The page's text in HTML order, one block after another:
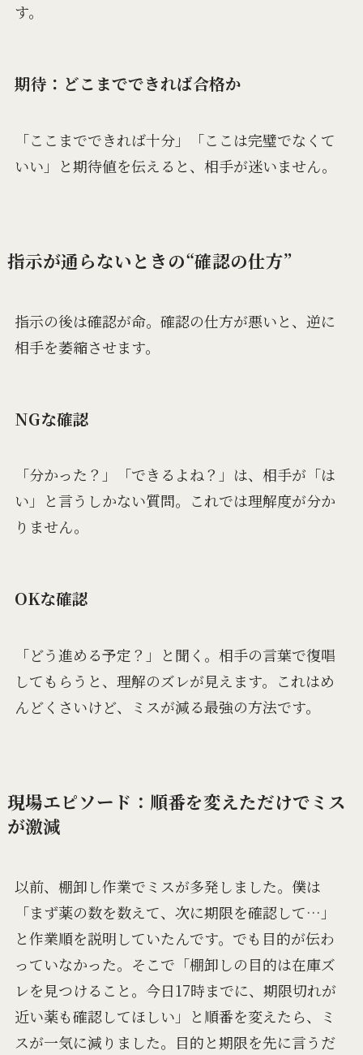
す。
期待：どこまでできれば合格か
「ここまでできれば十分」「ここは完璧でなくて
いい」と期待値を伝えると、相手が迷いません。
指示が通らないときの“確認の仕方”
指示の後は確認が命。確認の仕方が悪いと、逆に
相手を萎縮させます。
NGな確認
「分かった？」「できるよね？」は、相手が「は
い」と言うしかない質問。これでは理解度が分か
りません。
OKな確認
「どう進める予定？」と聞く。相手の言葉で復唱
してもらうと、理解のズレが見えます。これはめ
んどくさいけど、ミスが減る最強の方法です。
現場エピソード：順番を変えただけでミス
が激減
以前、棚卸し作業でミスが多発しました。僕は
「まず薬の数を数えて、次に期限を確認して…」
と作業順を説明していたんです。でも目的が伝わ
っていなかった。そこで「棚卸しの目的は在庫ズ
レを見つけること。今日17時までに、期限切れが
近い薬も確認してほしい」と順番を変えたら、ミ
スが一気に減りました。目的と期限を先に言うだ